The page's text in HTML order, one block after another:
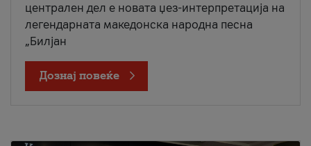
централен дел е новата џез-интерпретација на
легендарната македонска народна песна
„Билјан
Дознај повеќе